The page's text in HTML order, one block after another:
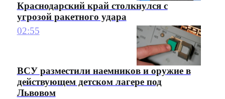
Краснодарский край столкнулся с
угрозой ракетного удара
02:55
ВСУ разместили наемников и оружие в
действующем детском лагере под
Львовом